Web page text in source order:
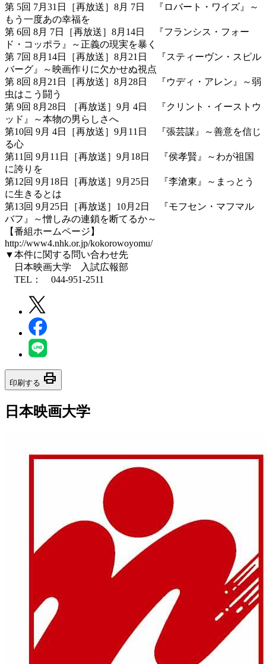
第 5回 7月31日［再放送］8月 7日 『ロバート・ワイズ』～
もう一度あの幸福を
第 6回 8月 7日［再放送］8月14日 『フランシス・フォー
ド・コッポラ』～正義の現実を暴く
第 7回 8月14日［再放送］8月21日 『スティーヴン・スピル
バーグ』～映画作りに欠かせぬ視点
第 8回 8月21日［再放送］8月28日 『ウディ・アレン』～弱
虫はこう闘う
第 9回 8月28日 ［再放送］9月 4日 『クリント・イーストウ
ッド』～本物の男らしさへ
第10回 9月 4日［再放送］9月11日 『張芸謀』～善意を信じ
る心
第11回 9月11日［再放送］9月18日 『侯孝賢』～わが祖国
に誇りを
第12回 9月18日［再放送］9月25日 『李滄東』～まっとう
に生きるとは
第13回 9月25日［再放送］10月2日 『モフセン・マフマル
バフ』～憎しみの連鎖を断てるか～
【番組ホームページ】
http://www4.nhk.or.jp/kokorowoyomu/
▼本件に関する問い合わせ先
日本映画大学 入試広報部
TEL： 044-951-2511
印刷する print
日本映画大学